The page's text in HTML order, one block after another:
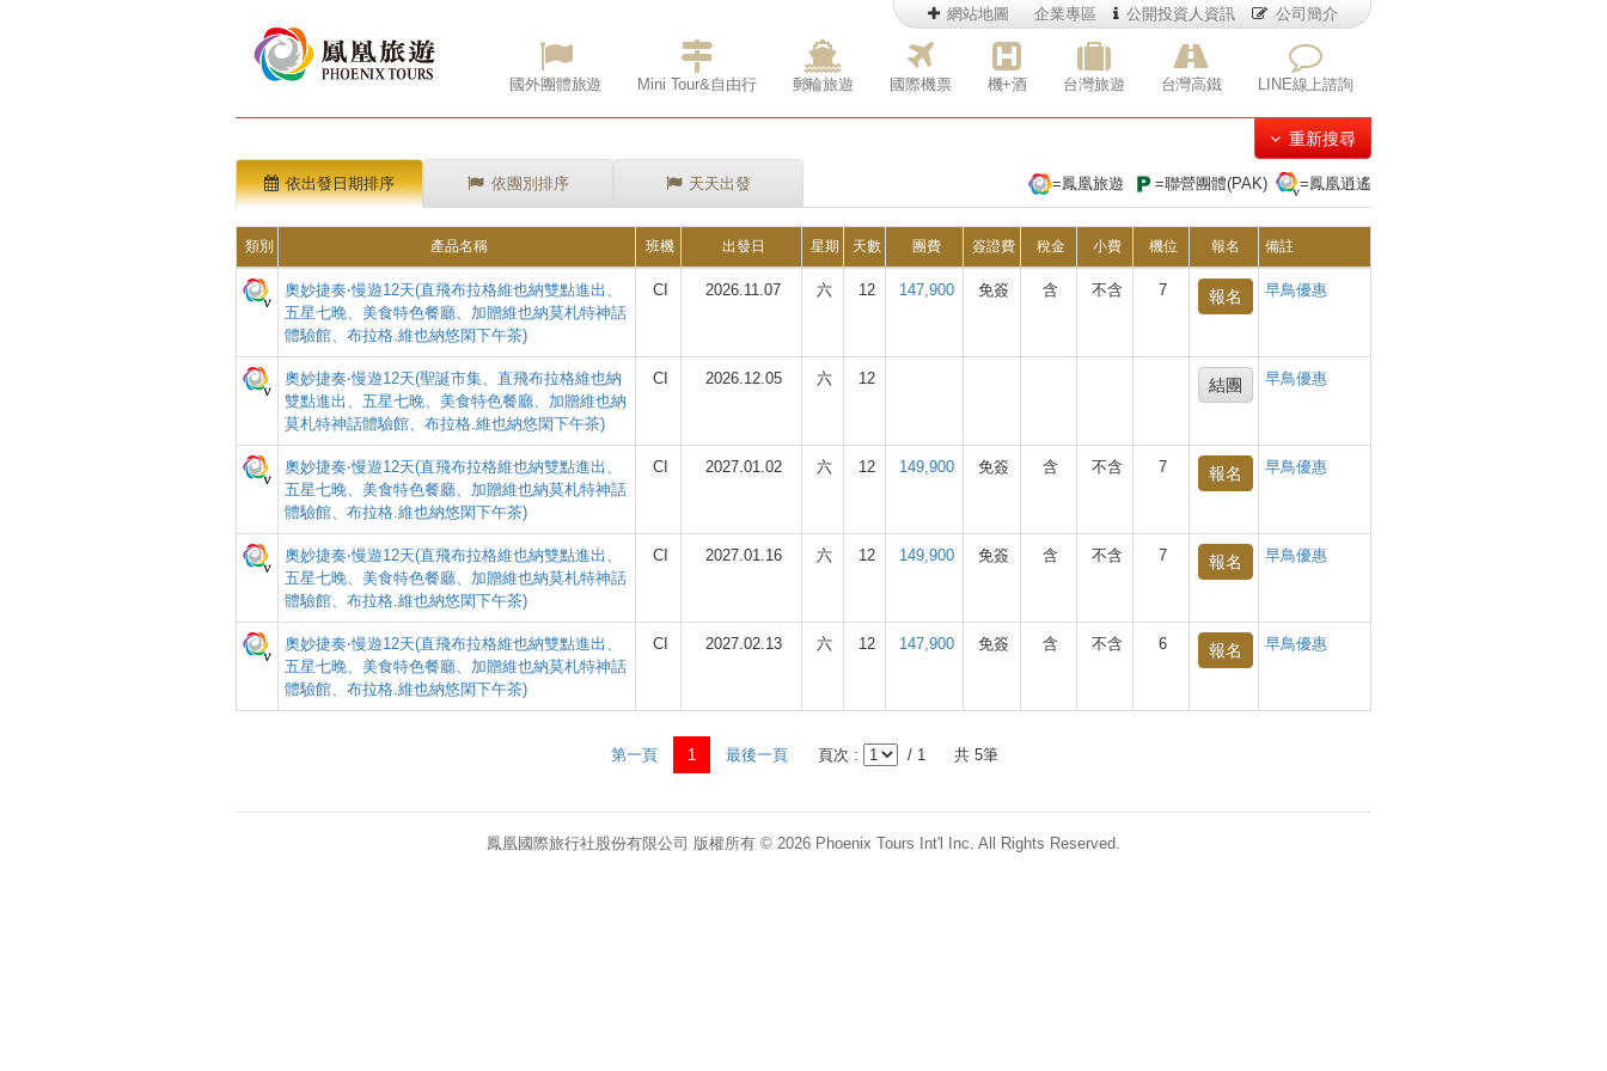
國外團體旅遊 Mini Tour&自由行 郵輪旅遊 國際機票 機+酒 台灣旅遊 台灣高鐵 LINE線上諮詢
網站地圖 企業專區 公開投資人資訊 公司簡介
重新搜尋
依出發日期排序 依團別排序 天天出發 =鳳凰旅遊 =聯營團體(PAK) =鳳凰逍遙
類別 產品名稱 班機 出發日 星期 天數 團費 簽證費 稅金 小費 機位 報名 備註
奧妙捷奏‧慢遊12天(直飛布拉格維也納雙點進出、
五星七晚、美食特色餐廳、加贈維也納莫札特神話
體驗館、布拉格.維也納悠閑下午茶)
CI 2026.11.07 六 12 147,900 免簽 含 不含 7 報名 早鳥優惠
奧妙捷奏‧慢遊12天(聖誕市集、直飛布拉格維也納
雙點進出、五星七晚、美食特色餐廳、加贈維也納
莫札特神話體驗館、布拉格.維也納悠閑下午茶)
CI 2026.12.05 六 12 結團 早鳥優惠
奧妙捷奏‧慢遊12天(直飛布拉格維也納雙點進出、
五星七晚、美食特色餐廳、加贈維也納莫札特神話
體驗館、布拉格.維也納悠閑下午茶)
CI 2027.01.02 六 12 149,900 免簽 含 不含 7 報名 早鳥優惠
奧妙捷奏‧慢遊12天(直飛布拉格維也納雙點進出、
五星七晚、美食特色餐廳、加贈維也納莫札特神話
體驗館、布拉格.維也納悠閑下午茶)
CI 2027.01.16 六 12 149,900 免簽 含 不含 7 報名 早鳥優惠
奧妙捷奏‧慢遊12天(直飛布拉格維也納雙點進出、
五星七晚、美食特色餐廳、加贈維也納莫札特神話
體驗館、布拉格.維也納悠閑下午茶)
CI 2027.02.13 六 12 147,900 免簽 含 不含 6 報名 早鳥優惠
第一頁 1 最後一頁 頁次 : / 1 共 5筆
鳳凰國際旅行社股份有限公司 版權所有 © 2026 Phoenix Tours Int'l Inc. All Rights Reserved.